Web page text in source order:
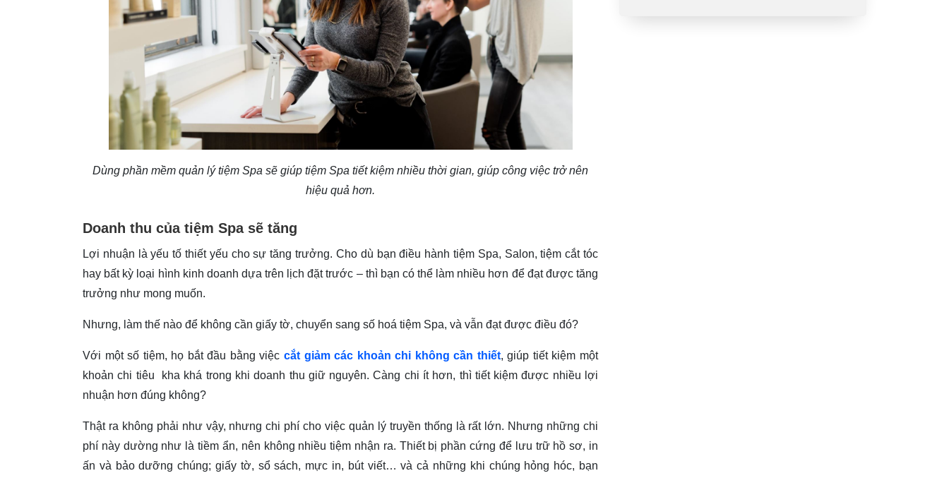
Dùng phần mềm quản lý tiệm Spa sẽ giúp tiệm Spa tiết kiệm nhiều thời gian, giúp công việc trở nên
hiệu quả hơn.
Doanh thu của tiệm Spa sẽ tăng
Lợi nhuận là yếu tố thiết yếu cho sự tăng trưởng. Cho dù bạn điều hành tiệm Spa, Salon, tiệm cắt tóc
hay bất kỳ loại hình kinh doanh dựa trên lịch đặt trước – thì bạn có thể làm nhiều hơn để đạt được tăng
trưởng như mong muốn.
Nhưng, làm thế nào để không cần giấy tờ, chuyển sang số hoá tiệm Spa, và vẫn đạt được điều đó?
Với một số tiệm, họ bắt đầu bằng việc cắt giảm các khoản chi không cần thiết, giúp tiết kiệm một
khoản chi tiêu kha khá trong khi doanh thu giữ nguyên. Càng chi ít hơn, thì tiết kiệm được nhiều lợi
nhuận hơn đúng không?
Thật ra không phải như vậy, nhưng chi phí cho việc quản lý truyền thống là rất lớn. Nhưng những chi
phí này dường như là tiềm ẩn, nên không nhiều tiệm nhận ra. Thiết bị phần cứng để lưu trữ hồ sơ, in
ấn và bảo dưỡng chúng; giấy tờ, sổ sách, mực in, bút viết… và cả những khi chúng hỏng hóc, bạn